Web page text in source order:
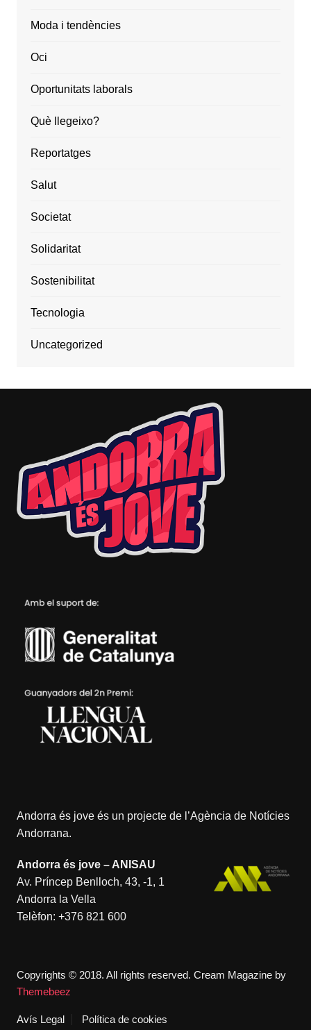
Moda i tendències
Oci
Oportunitats laborals
Què llegeixo?
Reportatges
Salut
Societat
Solidaritat
Sostenibilitat
Tecnologia
Uncategorized
Andorra és jove és un projecte de l’Agència de Notícies
Andorrana.
Andorra és jove – ANISAU
Av. Príncep Benlloch, 43, -1, 1
Andorra la Vella
Telèfon: +376 821 600
Copyrights © 2018. All rights reserved. Cream Magazine by
Themebeez
Avís Legal Política de cookies